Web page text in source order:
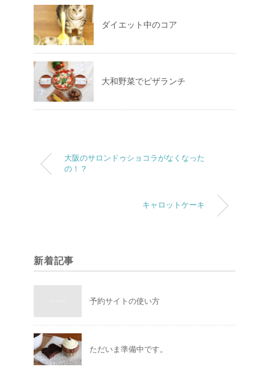
ダイエット中のコア
大和野菜でピザランチ
大阪のサロンドゥショコラがなくなった
の！？
キャロットケーキ
新着記事
予約サイトの使い方
ただいま準備中です。